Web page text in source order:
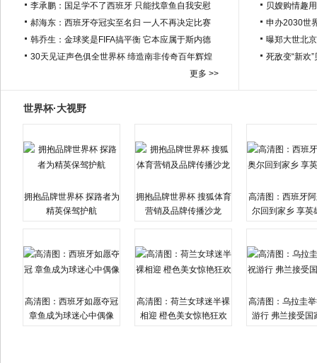
李承鹏：国足学不了西班牙 只能找章鱼自我安慰
郝海东：西班牙夺冠实至名归 一人不再决定比赛
韩乔生：金球奖是FIFA搞平衡 它本应属于斯内德
30天见证声色俱全世界杯 缔造南非传奇百年辉煌
更多 >>
贝嫂购情趣
申办2030世
曝郑大世北
死敌变“新欢
世界杯·大视野
拥抱品牌世界杯 探路者为
精英保驾护航
拥抱品牌世界杯 搜狐体育
营销及品牌传播沙龙
高清图：西班牙
尔回到家乡 享英
高清图：西班牙如愿夺冠
章鱼成为球迷心中偶像
高清图：荷兰女球迷半裸
相迎 橙色美女惊艳狂欢
高清图：乌拉圭
游行 弗兰接受国